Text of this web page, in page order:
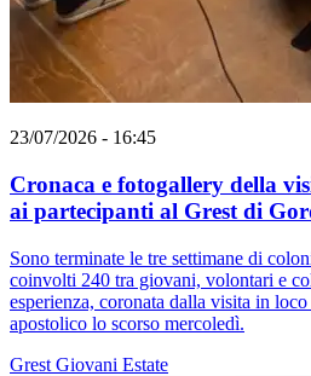
23/07/2026 - 16:45
Cronaca e fotogallery della
ai partecipanti al Grest di
Sono terminate le tre settimane di
coinvolti 240 tra giovani, volontari e
esperienza, coronata dalla visita in
apostolico lo scorso mercoledì.
Grest Giovani Estate